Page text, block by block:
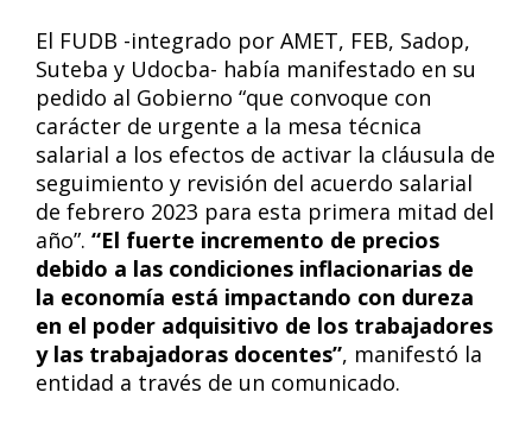
El FUDB -integrado por AMET, FEB, Sadop,
Suteba y Udocba- había manifestado en su
pedido al Gobierno “que convoque con
carácter de urgente a la mesa técnica
salarial a los efectos de activar la cláusula de
seguimiento y revisión del acuerdo salarial
de febrero 2023 para esta primera mitad del
año”. “El fuerte incremento de precios
debido a las condiciones inflacionarias de
la economía está impactando con dureza
en el poder adquisitivo de los trabajadores
y las trabajadoras docentes”, manifestó la
entidad a través de un comunicado.